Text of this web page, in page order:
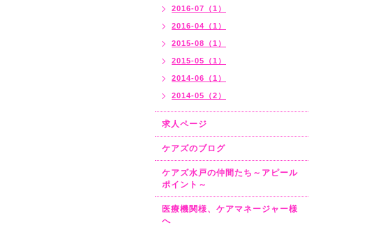
2016-07（1）
2016-04（1）
2015-08（1）
2015-05（1）
2014-06（1）
2014-05（2）
求人ページ
ケアズのブログ
ケアズ水戸の仲間たち～アピール
ポイント～
医療機関様、ケアマネージャー様
へ